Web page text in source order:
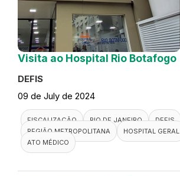
Visita ao Hospital Rio Botafogo
DEFIS
09 de July de 2024
FISCALIZAÇÃO RIO DE JANEIRO
DEFIS
REGIÃO METROPOLITANA
HOSPITAL GERAL
ATO MÉDICO